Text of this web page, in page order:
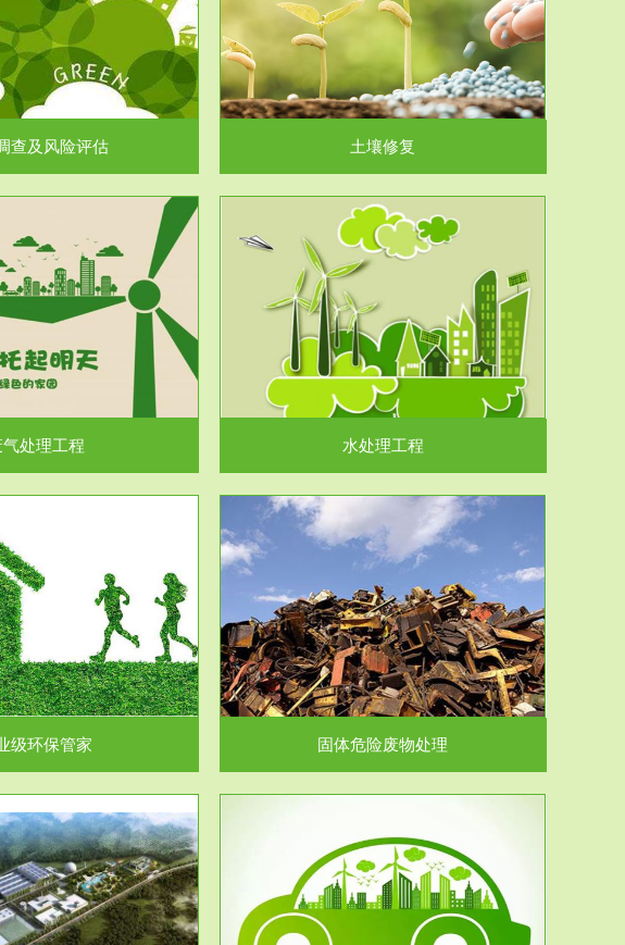
查及风险评估
土壤修复
土壤修复
气处理工程
服务范围
水处理工程
水处理工程
级环保管家
服务范围
体危险废物处理
体废物是指人们在生产建设、
生活和其他活动中...
固体危险废物处理
服务范围
业危害因素检测与评价...